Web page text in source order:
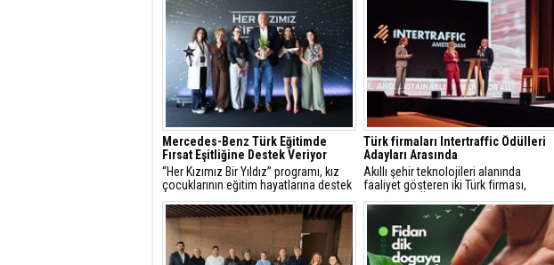
Mercedes-Benz Türk Eğitimde
Fırsat Eşitliğine Destek Veriyor
“Her Kızımız Bir Yıldız” programı, kız
çocuklarının eğitim hayatlarına destek
olarak toplumsal gelişime katkı
sağlamayı sürdürüyor.
Türk firmaları Intertraffic Ödülleri
Adayları Arasında
Akıllı şehir teknolojileri alanında
faaliyet gösteren iki Türk firması,
Intertraffic Ödülleri kapsamında Green
Globe kategorisinde finale kalarak
sürdürülebilir mobilite ve çevreci
altyapı çömleriyle uluslararası alanda
öne çıktı.